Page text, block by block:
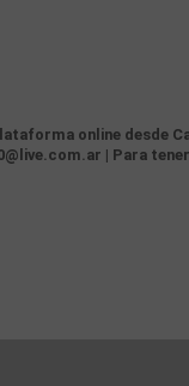
online desde
| Para